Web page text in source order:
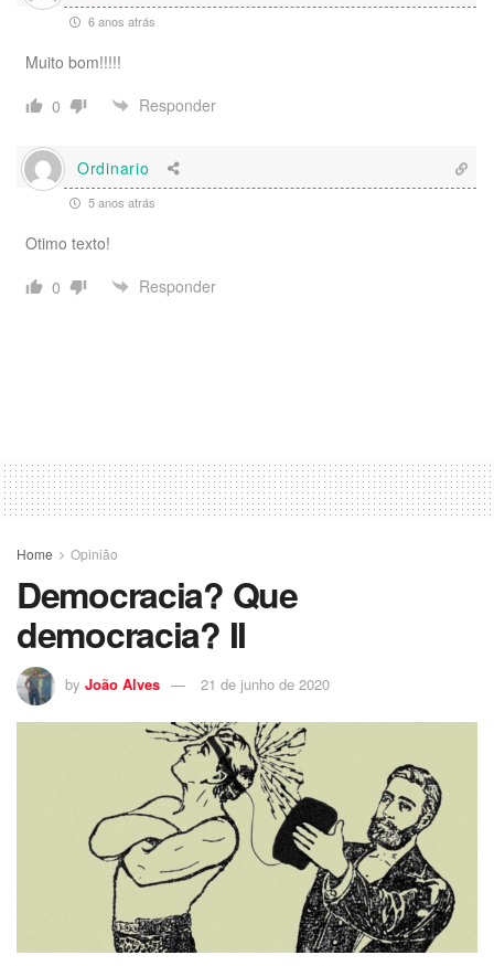
6 anos atrás
Muito bom!!!!!
0
Responder
Ordinario
5 anos atrás
Otimo texto!
0
Responder
Home Opinião
Democracia? Que
democracia? II
by João Alves 21 de junho de 2020